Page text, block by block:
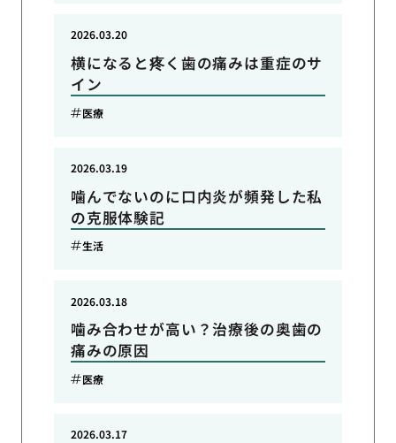
横になると疼く歯の痛みは重症のサ
イン
2026.03.20
医療
噛んでないのに口内炎が頻発した私
の克服体験記
2026.03.19
生活
噛み合わせが高い？治療後の奥歯の
痛みの原因
2026.03.18
医療
2026.03.17